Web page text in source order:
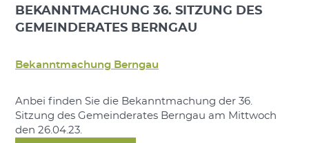
BEKANNTMACHUNG 36. SITZUNG DES
GEMEINDERATES BERNGAU
Bekanntmachung Berngau
Anbei finden Sie die Bekanntmachung der 36.
Sitzung des Gemeinderates Berngau am Mittwoch
den 26.04.23.